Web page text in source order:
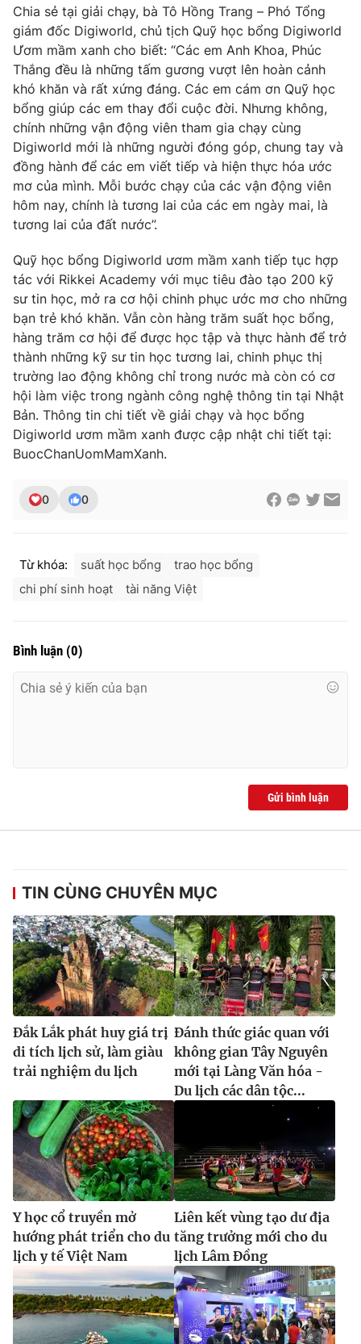
Chia sẻ tại giải chạy, bà Tô Hồng Trang – Phó Tổng
giám đốc Digiworld, chủ tịch Quỹ học bổng Digiworld
Ươm mầm xanh cho biết: “Các em Anh Khoa, Phúc
Thắng đều là những tấm gương vượt lên hoàn cảnh
khó khăn và rất xứng đáng. Các em cám ơn Quỹ học
bổng giúp các em thay đổi cuộc đời. Nhưng không,
chính những vận động viên tham gia chạy cùng
Digiworld mới là những người đóng góp, chung tay và
đồng hành để các em viết tiếp và hiện thực hóa ước
mơ của mình. Mỗi bước chạy của các vận động viên
hôm nay, chính là tương lai của các em ngày mai, là
tương lai của đất nước”.
Quỹ học bổng Digiworld ươm mầm xanh tiếp tục hợp
tác với Rikkei Academy với mục tiêu đào tạo 200 kỹ
sư tin học, mở ra cơ hội chinh phục ước mơ cho những
bạn trẻ khó khăn. Vẫn còn hàng trăm suất học bổng,
hàng trăm cơ hội để được học tập và thực hành để trở
thành những kỹ sư tin học tương lai, chinh phục thị
trường lao động không chỉ trong nước mà còn có cơ
hội làm việc trong ngành công nghệ thông tin tại Nhật
Bản. Thông tin chi tiết về giải chạy và học bổng
Digiworld ươm mầm xanh được cập nhật chi tiết tại:
BuocChanUomMamXanh.
0 0
Từ khóa: suất học bổng
trao học bổng
chi phí sinh hoạt
tài năng Việt
Bình luận (0)
Gửi bình luận
TIN CÙNG CHUYÊN MỤC
Đắk Lắk phát huy giá trị
di tích lịch sử, làm giàu
trải nghiệm du lịch
Đánh thức giác quan với
không gian Tây Nguyên
mới tại Làng Văn hóa -
Du lịch các dân tộc...
Y học cổ truyền mở
hướng phát triển cho du
lịch y tế Việt Nam
Liên kết vùng tạo dư địa
tăng trưởng mới cho du
lịch Lâm Đồng